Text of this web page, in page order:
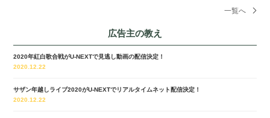
一覧へ
広告主の教え
2020年紅白歌合戦がU-NEXTで見逃し動画の配信決定！
2020.12.22
サザン年越しライブ2020がU-NEXTでリアルタイムネット配信決定！
2020.12.22